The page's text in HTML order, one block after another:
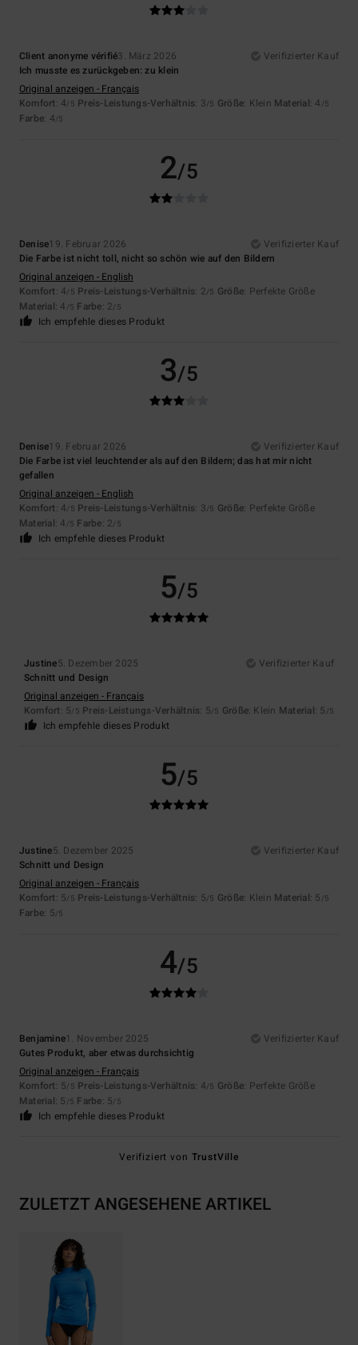
Client anonyme vérifié3. März 2026
Verifizierter Kauf
Ich musste es zurückgeben: zu klein
Original anzeigen - Français
Komfort: 4/5 Preis-Leistungs-Verhältnis: 3/5 Größe: Klein Material: 4 /5
Farbe: 4/5
2/5
Denise19. Februar 2026
Verifizierter Kauf
Die Farbe ist nicht toll, nicht so schön wie auf den Bildern
Original anzeigen - English
Komfort: 4/5 Preis-Leistungs-Verhältnis: 2/5 Größe: Perfekte Größe
Material: 4 /5 Farbe: 2/5
Ich empfehle dieses Produkt
3/5
Denise19. Februar 2026
Verifizierter Kauf
Die Farbe ist viel leuchtender als auf den Bildern; das hat mir nicht
gefallen
Original anzeigen - English
Komfort: 4/5 Preis-Leistungs-Verhältnis: 3/5 Größe: Perfekte Größe
Material: 4 /5 Farbe: 2/5
Ich empfehle dieses Produkt
5/5
Justine5. Dezember 2025
Verifizierter Kauf
Schnitt und Design
Original anzeigen - Français
Komfort: 5/5 Preis-Leistungs-Verhältnis: 5/5 Größe: Klein Material: 5 /5
Ich empfehle dieses Produkt
5/5
Justine5. Dezember 2025
Verifizierter Kauf
Schnitt und Design
Original anzeigen - Français
Komfort: 5/5 Preis-Leistungs-Verhältnis: 5/5 Größe: Klein Material: 5 /5
Farbe: 5/5
4/5
Benjamine1. November 2025
Verifizierter Kauf
Gutes Produkt, aber etwas durchsichtig
Original anzeigen - Français
Komfort: 5/5 Preis-Leistungs-Verhältnis: 4/5 Größe: Perfekte Größe
Material: 5 /5 Farbe: 5/5
Ich empfehle dieses Produkt
Verifiziert von TrustVille
ZULETZT ANGESEHENE ARTIKEL